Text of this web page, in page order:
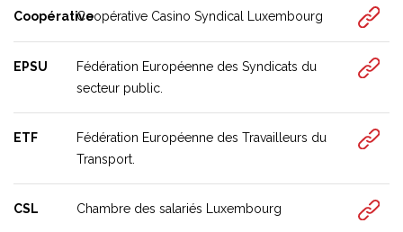
CoopérativeCoopérative Casino Syndical Luxembourg
EPSU
Fédération Européenne des Syndicats du
secteur public.
ETF
Fédération Européenne des Travailleurs du
Transport.
CSL Chambre des salariés Luxembourg